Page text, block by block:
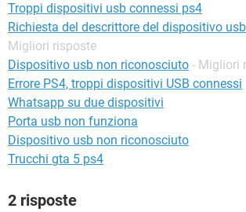
Troppi dispositivi usb connessi ps4
Richiesta del descrittore del dispositivo
Migliori risposte
Dispositivo usb non riconosciuto - Migliori
Errore PS4, troppi dispositivi USB connessi
Whatsapp su due dispositivi
Porta usb non funziona
Dispositivo usb non riconosciuto
Trucchi gta 5 ps4
2 risposte